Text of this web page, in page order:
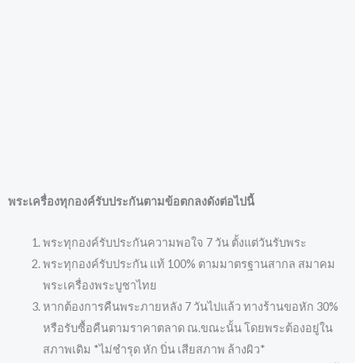
พระเครื่องทุกองค์รับประกันตามข้อตกลงดังต่อไปนี้
พระทุกองค์รับประกันความพอใจ 7 วัน ตั้งแต่วันรับพระ
พระทุกองค์รับประกัน แท้ 100% ตามมาตรฐานสากล สมาคม
พระเครื่องพระบูชาไทย
หากต้องการคืนพระภายหลัง 7 วันไปแล้ว ทางร้านขอหัก 30%
หรือรับซื้อคืนตามราคาตลาด ณ.ขณะนั้น โดยพระต้องอยู่ใน
สภาพเดิม *ไม่ชำรุด หัก บิ่น เสียสภาพ ล้างผิว*